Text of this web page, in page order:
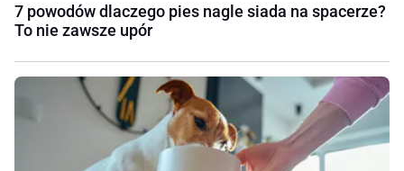
7 powodów dlaczego pies nagle siada na spacerze?
To nie zawsze upór